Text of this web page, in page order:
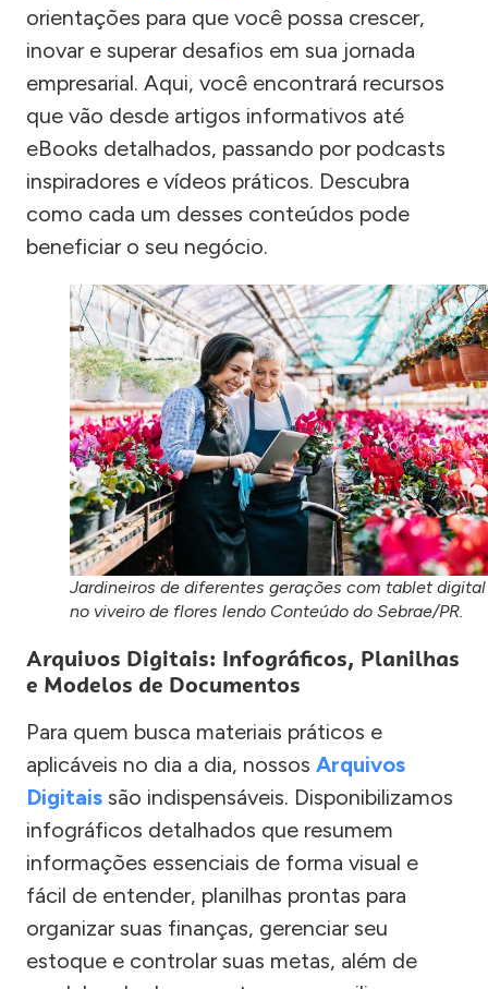
orientações para que você possa crescer,
inovar e superar desafios em sua jornada
empresarial. Aqui, você encontrará recursos
que vão desde artigos informativos até
eBooks detalhados, passando por podcasts
inspiradores e vídeos práticos. Descubra
como cada um desses conteúdos pode
beneficiar o seu negócio.
Jardineiros de diferentes gerações com tablet digital
no viveiro de flores lendo Conteúdo do Sebrae/PR.
Arquivos Digitais: Infográficos, Planilhas
e Modelos de Documentos
Para quem busca materiais práticos e
aplicáveis no dia a dia, nossos Arquivos
Digitais são indispensáveis. Disponibilizamos
infográficos detalhados que resumem
informações essenciais de forma visual e
fácil de entender, planilhas prontas para
organizar suas finanças, gerenciar seu
estoque e controlar suas metas, além de